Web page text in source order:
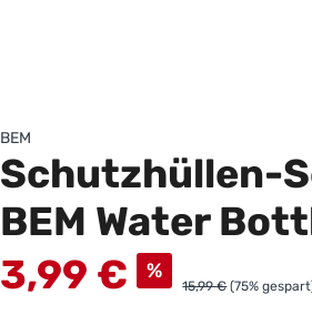
BEM
Schutzhüllen-
BEM Water
Verkaufspreis:
3,99 € %
15,99 € (75%